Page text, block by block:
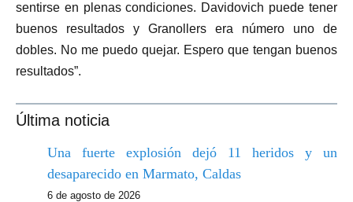
sentirse en plenas condiciones. Davidovich puede tener
buenos resultados y Granollers era número uno de
dobles. No me puedo quejar. Espero que tengan buenos
resultados”.
Última noticia
Una fuerte explosión dejó 11 heridos y un
desaparecido en Marmato, Caldas
6 de agosto de 2026